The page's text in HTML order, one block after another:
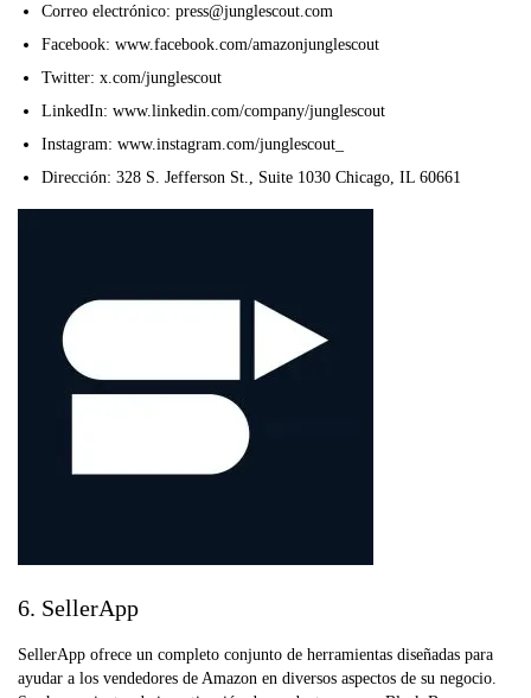
Correo electrónico: press@junglescout.com
Facebook: www.facebook.com/amazonjunglescout
Twitter: x.com/junglescout
LinkedIn: www.linkedin.com/company/junglescout
Instagram: www.instagram.com/junglescout_
Dirección: 328 S. Jefferson St., Suite 1030 Chicago, IL 60661
6. SellerApp
SellerApp ofrece un completo conjunto de herramientas diseñadas para
ayudar a los vendedores de Amazon en diversos aspectos de su negocio.